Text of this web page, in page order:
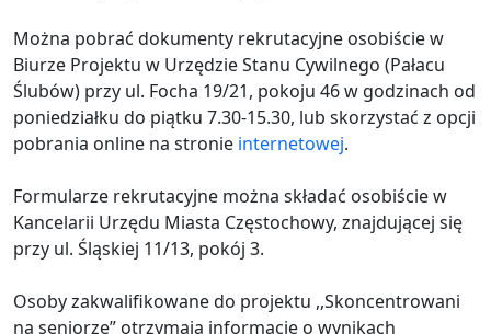
Można pobrać dokumenty rekrutacyjne osobiście w
Biurze Projektu w Urzędzie Stanu Cywilnego (Pałacu
Ślubów) przy ul. Focha 19/21, pokoju 46 w godzinach od
poniedziałku do piątku 7.30-15.30, lub skorzystać z opcji
pobrania online na stronie internetowej.
Formularze rekrutacyjne można składać osobiście w
Kancelarii Urzędu Miasta Częstochowy, znajdującej się
przy ul. Śląskiej 11/13, pokój 3.
Osoby zakwalifikowane do projektu ,,Skoncentrowani
na seniorze” otrzymają informacje o wynikach